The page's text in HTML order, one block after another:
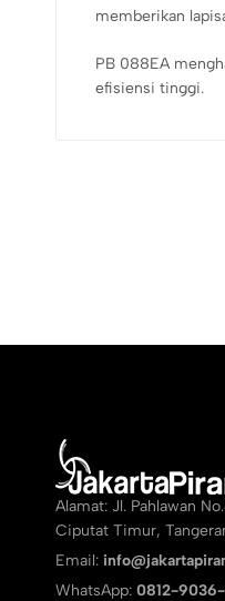
memberikan
PB 088EA
efisiensi tinggi.
Alamat: Jl. Pahlawan
Ciputat Timur,
Email:
WhatsApp: 0812-